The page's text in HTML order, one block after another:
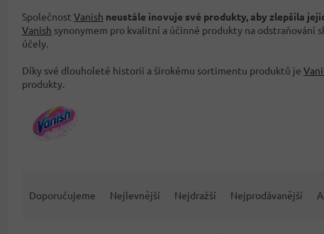
Společnost Vanish neustále inovuje své produkty, aby zlepšila
Vanish synonymem pro kvalitní a účinné produkty na odstraňování
účely.
Díky své dlouholeté historii a širokému sortimentu produktů je
produkty.
Doporučujeme Nejlevnější Nejdražší Nejprodávanější